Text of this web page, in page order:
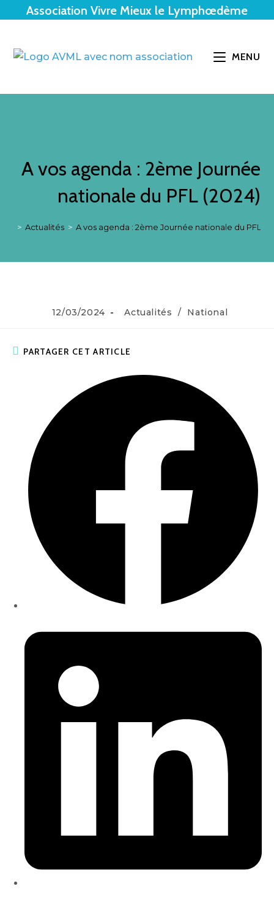
Association Vivre Mieux le Lymphœdème
MENU
A vos agenda : 2ème Journée
nationale du PFL (2024)
> Actualités > A vos agenda : 2ème Journée nationale du PFL
12/03/2024 Actualités / National
PARTAGER CET ARTICLE